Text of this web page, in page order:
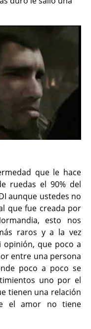
que le hace
ruedas el 90% del
aunque ustedes no
que fue creada por
esto nos
raros y a la vez
que poco a
entre una persona
poco a poco se
uno por el
tienen una relación
el amor no tiene